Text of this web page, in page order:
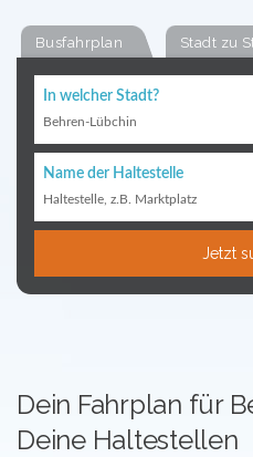
Busfahrplan Stadt zu
In welcher Stadt?
Behren-Lübchin
Name der Haltestelle
Haltestelle, z.B. Marktplatz
Jetzt
Dein Fahrplan für
Deine Haltestellen